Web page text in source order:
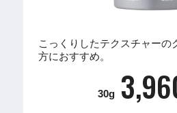
こっくりしたテクスチャーの
方におすすめ。
30g